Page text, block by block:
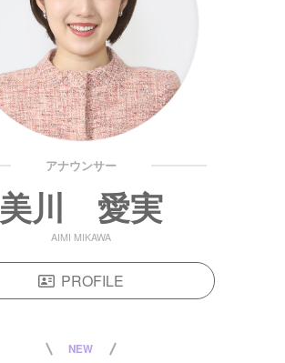
アナウンサー
美川 愛実
AIMI MIKAWA
PROFILE
NEW